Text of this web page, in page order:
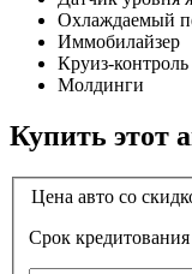
Охлаждаемый
Иммобилайзер
Круиз-контроль
Молдинги
Купить этот
Цена авто со
Срок кредитования